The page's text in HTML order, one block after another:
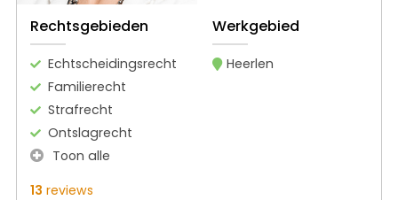
Rechtsgebieden
Echtscheidingsrecht
Familierecht
Strafrecht
Ontslagrecht
Toon alle
Werkgebied
Heerlen
13 reviews